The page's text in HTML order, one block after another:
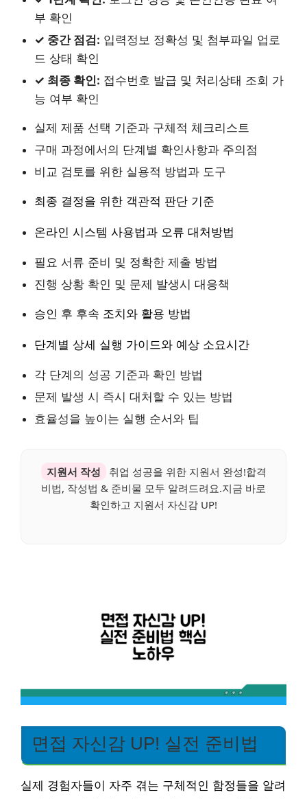
부 확인
✓ 중간 점검: 입력정보 정확성 및 첨부파일 업로
드 상태 확인
✓ 최종 확인: 접수번호 발급 및 처리상태 조회 가
능 여부 확인
실제 제품 선택 기준과 구체적 체크리스트
구매 과정에서의 단계별 확인사항과 주의점
비교 검토를 위한 실용적 방법과 도구
최종 결정을 위한 객관적 판단 기준
온라인 시스템 사용법과 오류 대처방법
필요 서류 준비 및 정확한 제출 방법
진행 상황 확인 및 문제 발생시 대응책
승인 후 후속 조치와 활용 방법
단계별 상세 실행 가이드와 예상 소요시간
각 단계의 성공 기준과 확인 방법
문제 발생 시 즉시 대처할 수 있는 방법
효율성을 높이는 실행 순서와 팁
지원서 작성
취업 성공을 위한 지원서 완성!합격
비법, 작성법 & 준비물 모두 알려드려요.지금 바로
확인하고 지원서 자신감 UP!
면접 자신감 UP! 실전 준비법
실제 경험자들이 자주 겪는 구체적인 함정들을 알려